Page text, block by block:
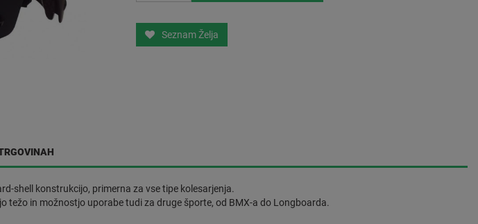
Seznam Želja
shell konstrukcijo, primerna za vse tipe kolesarjenja.
težo in možnostjo uporabe tudi za druge športe, od BMX-a do Longboarda.